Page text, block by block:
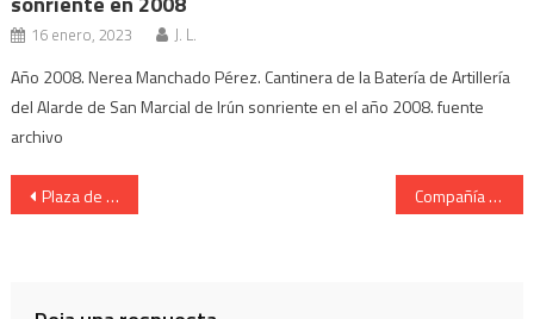
16 enero, 2023 J. L.
Año 2008. Nerea Manchado Pérez. Cantinera de la Batería de Artillería
del Alarde de San Marcial de Irún sonriente en el año 2008. fuente
archivo
Navegación
Plaza de Urdanibia. Capitanes veteranos. Año 2012 Compañía de Ventas Cantinera Eider Alzaga en Urdanibia 2012